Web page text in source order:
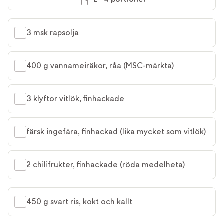
3 msk rapsolja
400 g vannameiräkor, råa (MSC-märkta)
3 klyftor vitlök, finhackade
färsk ingefära, finhackad (lika mycket som vitlök)
2 chilifrukter, finhackade (röda medelheta)
450 g svart ris, kokt och kallt